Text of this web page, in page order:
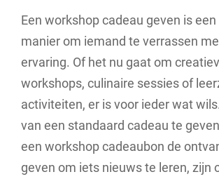
Een workshop cadeau geven is
manier om iemand te verrassen
ervaring. Of het nu gaat om
workshops, culinaire sessies of
activiteiten, er is voor ieder wat
van een standaard cadeau te
een workshop cadeaubon de
geven om iets nieuws te leren, zijn